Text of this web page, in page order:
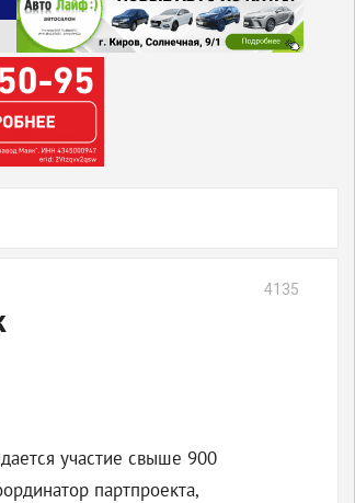
4135
участие свыше 900
партпроекта,